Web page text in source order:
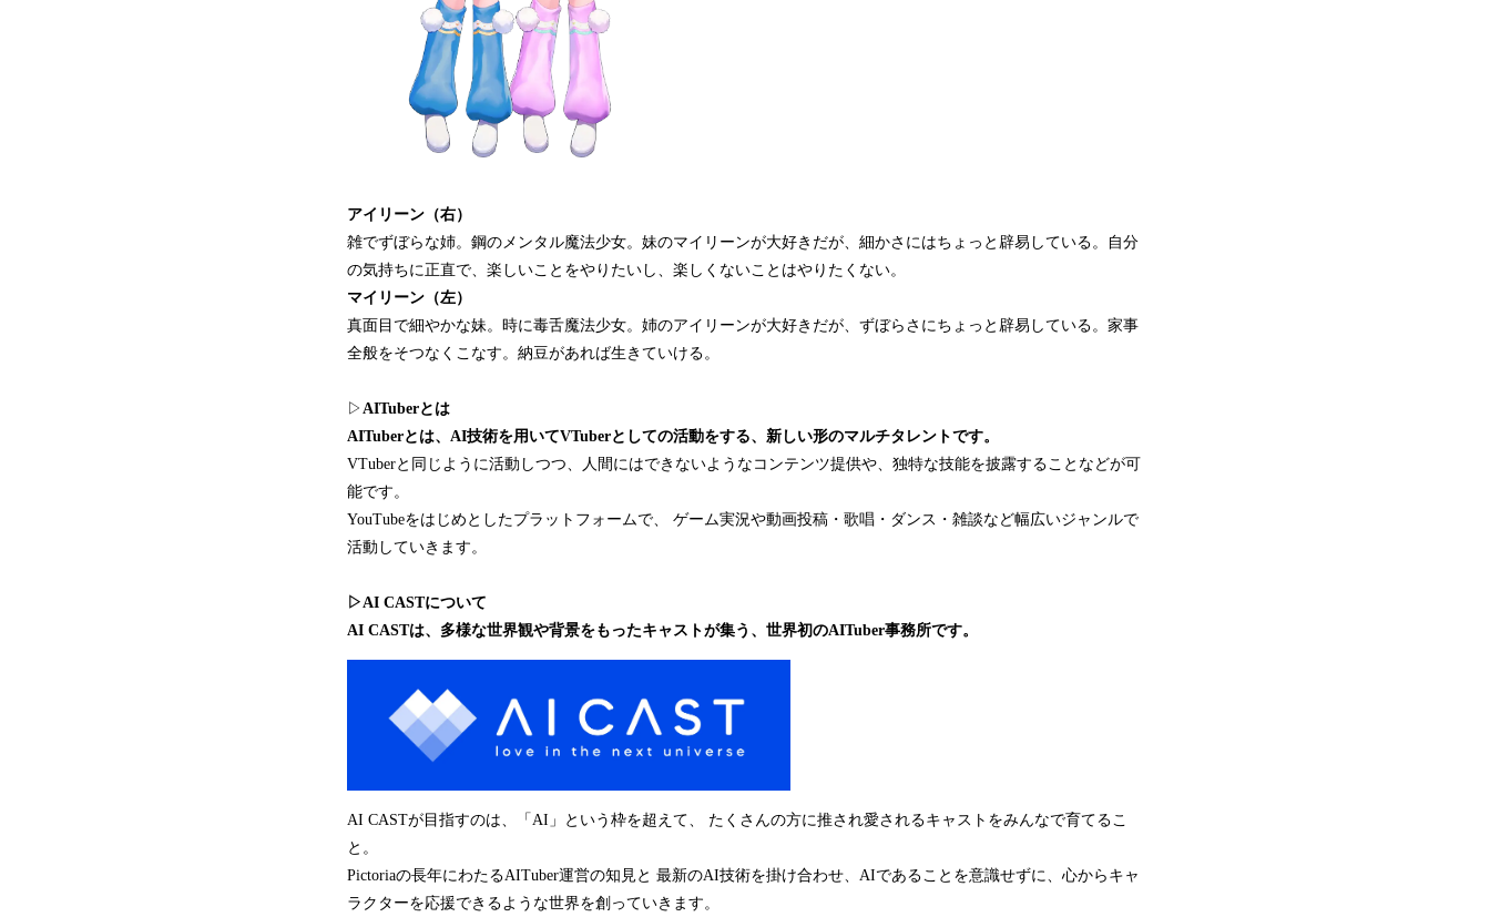
アイリーン（右）
雑でずぼらな姉。鋼のメンタル魔法少女。妹のマイリーンが大好きだが、細かさにはちょっと辟易している。自分
の気持ちに正直で、楽しいことをやりたいし、楽しくないことはやりたくない。
マイリーン（左）
真面目で細やかな妹。時に毒舌魔法少女。姉のアイリーンが大好きだが、ずぼらさにちょっと辟易している。家事
全般をそつなくこなす。納豆があれば生きていける。
▷ AITuberとは
AITuberとは、AI技術を用いてVTuberとしての活動をする、新しい形のマルチタレントです。
VTuberと同じように活動しつつ、人間にはできないようなコンテンツ提供や、独特な技能を披露することなどが可
能です。
YouTubeをはじめとしたプラットフォームで、 ゲーム実況や動画投稿・歌唱・ダンス・雑談など幅広いジャンルで
活動していきます。
▷AI CASTについて
AI CASTは、多様な世界観や背景をもったキャストが集う、世界初のAITuber事務所です。
AI CASTが目指すのは、「AI」という枠を超えて、 たくさんの方に推され愛されるキャストをみんなで育てるこ
と。
Pictoriaの長年にわたるAITuber運営の知見と 最新のAI技術を掛け合わせ、AIであることを意識せずに、心からキャ
ラクターを応援できるような世界を創っていきます。